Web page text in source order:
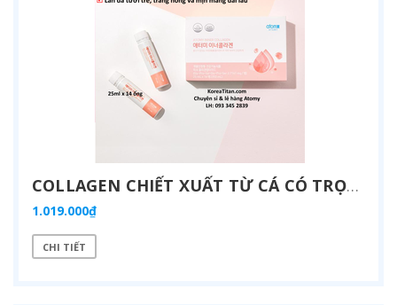
COLLAGEN CHIẾT XUẤT TỪ CÁ CÓ TRỌNG LƯỢNG PHÂN TỬ THẤP 512DA RẤT DỄ HẤP THU GIÚP ĐẸP DA SẢN PHẨM UỐNG ĐẸP DA, NGĂN NGỪA LÃO HOÁ DA (25ML X 14 ỐNG) - ATOMY INNER COLLAGEN - 애터미 이너콜라겐 - АТОМИ ВНУТРЕННИЙ КОЛЛАГЕН
1.019.000₫
CHI TIẾT